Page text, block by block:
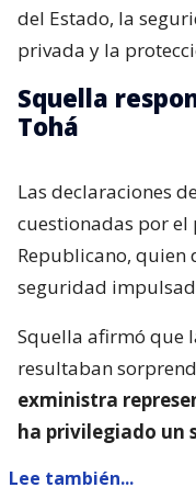
del Estado, la
privada y la
Squella
Tohá
Las declaraciones
cuestionadas por
Republicano, quien
seguridad
Squella afirmó que
resultaban
exministra
ha privilegiado un
Lee también...